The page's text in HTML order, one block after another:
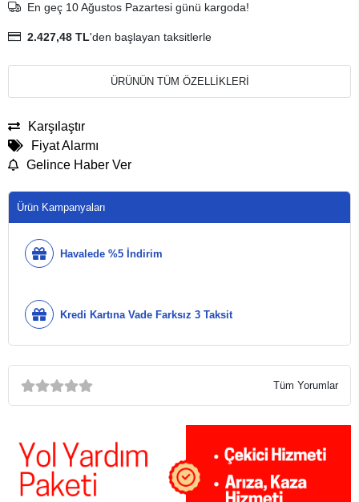
En geç 10 Ağustos Pazartesi günü kargoda!
2.427,48 TL'den başlayan taksitlerle
ÜRÜNÜN TÜM ÖZELLİKLERİ
Karşılaştır
Fiyat Alarmı
Gelince Haber Ver
Ürün Kampanyaları
Havalede %5 İndirim
Kredi Kartına Vade Farksız 3 Taksit
Tüm Yorumlar